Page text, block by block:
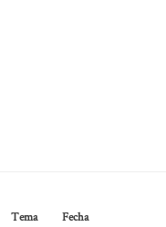
Tema Fecha